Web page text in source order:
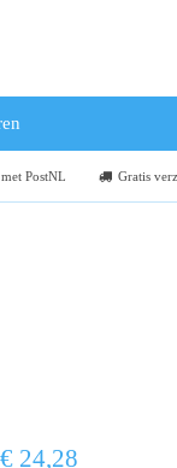
PostNL Gratis
€ 24,28